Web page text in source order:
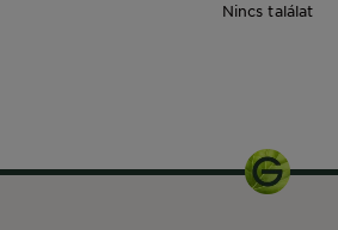
Nincs találat